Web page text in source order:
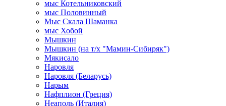
мыс Котельниковский
мыс Половинный
Мыс Скала Шаманка
мыс Хобой
Мышкин
Мышкин (на т/х "Мамин-Сибиряк")
Мякисало
Наровля
Наровля (Беларусь)
Нарым
Нафплион (Греция)
Неаполь (Италия)